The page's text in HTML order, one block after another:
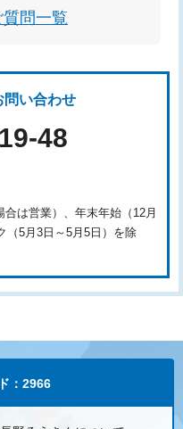
問一覧
問い合わせ
48
は営業）、年末年始（12月
（5月3日～5月5日）を除
：2966